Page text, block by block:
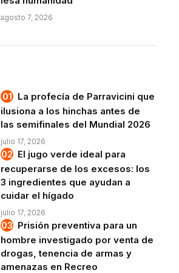
agosto 7, 2026
La profecía de Parravicini que
ilusiona a los hinchas antes de
las semifinales del Mundial 2026
julio 17, 2026
El jugo verde ideal para
recuperarse de los excesos: los
3 ingredientes que ayudan a
cuidar el hígado
julio 17, 2026
Prisión preventiva para un
hombre investigado por venta de
drogas, tenencia de armas y
amenazas en Recreo